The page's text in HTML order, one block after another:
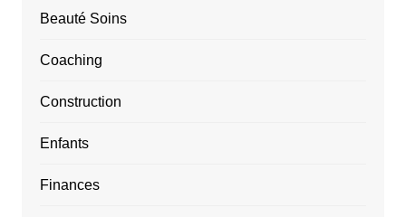
Beauté Soins
Coaching
Construction
Enfants
Finances